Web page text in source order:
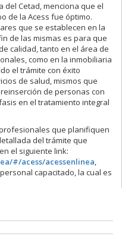
del Cetad, menciona que el
de la Acess fue óptimo.
que se establecen en la
de las mismas es para que
calidad, tanto en el área de
como en la inmobiliaria
el trámite con éxito
de salud, mismos que
de personas con
en el tratamiento integral
que planifiquen
del trámite que
el siguiente link:
#/acess/acessenlinea,
capacitado, la cual es